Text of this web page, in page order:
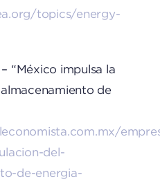
topics/energy-
“México impulsa la
de
del-
de-energia-